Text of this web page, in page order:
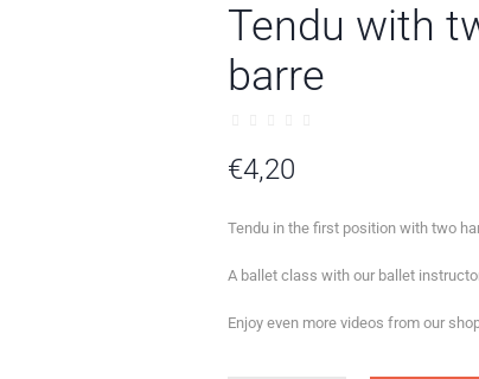
Tendu with
barre
€4,20
Tendu in the first position with two
A ballet class with our ballet
Enjoy even more videos from our